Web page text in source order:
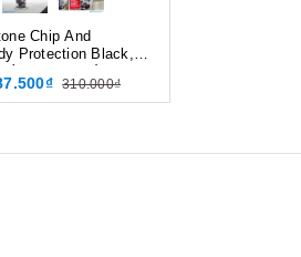
Chip And
Protection Black,
gầm UBS chống đá
đen, 1l, 0892075200
310.000₫